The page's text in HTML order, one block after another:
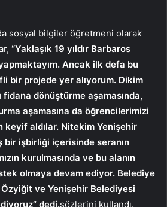
sosyal bilgiler öğretmeni olarak
“Yaklaşık 19 yıldır Barbaros
Ancak ilk defa bu
bir projede yer alıyorum. Dikim
fidana dönüştürme aşamasında,
aşamasına da öğrencilerimizi
aldılar. Nitekim Yenişehir
bir işbirliği içerisinde seranın
kurulmasında ve bu alanın
olmaya devam ediyor. Belediye
Özyiğit ve Yenişehir Belediyesi
dedi.sözlerini kullandı.